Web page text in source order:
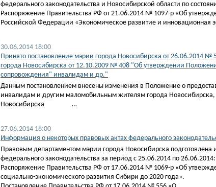
федерального законодательства и Новосибирской области по
Распоряжение Правительства РФ от 21.06.2014 № 1097-р «Об
Российской Федерации «Экономическое развитие и инновационная
30.06.2014 18:00
Принято постановление мэрии города Новосибирска от 26.06.2014
города Новосибирска от 12.10.2009 № 408 "Об утверждении
сопровождения" инвалидам и др."
Данным постановлением внесены изменения в Положение о
инвалидам и другим маломобильным жителям города Новосибирска,
Новосибирска …
27.06.2014 18:00
Информация о некоторых правовых актах федерального
Правовым департаментом мэрии города Новосибирска
федерального законодательства за период с 25.06.2014 по 26.06.2014:
Распоряжение Правительства РФ от 17.06.2014 № 1069-р «Об
социально-экономического развития Сибири до 2020 года».